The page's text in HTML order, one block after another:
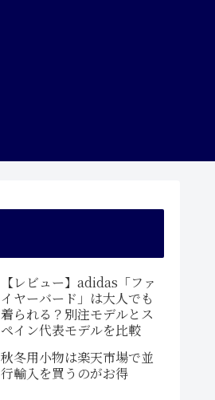
【レビュー】adidas「ファ
イヤーバード」は大人でも
着られる？別注モデルとス
ペイン代表モデルを比較
秋冬用小物は楽天市場で並
行輸入を買うのがお得